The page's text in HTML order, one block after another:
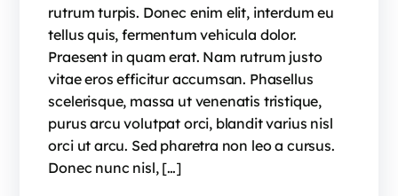
rutrum turpis. Donec enim elit, interdum eu
tellus quis, fermentum vehicula dolor.
Praesent in quam erat. Nam rutrum justo
vitae eros efficitur accumsan. Phasellus
scelerisque, massa ut venenatis tristique,
purus arcu volutpat orci, blandit varius nisl
orci ut arcu. Sed pharetra non leo a cursus.
Donec nunc nisl, […]